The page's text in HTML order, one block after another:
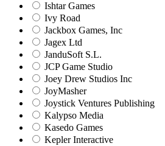
Ishtar Games
Ivy Road
Jackbox Games, Inc
Jagex Ltd
JanduSoft S.L.
JCP Game Studio
Joey Drew Studios Inc
JoyMasher
Joystick Ventures Publishing
Kalypso Media
Kasedo Games
Kepler Interactive